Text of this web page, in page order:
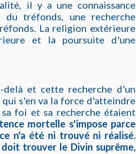
il y a une connaissance
du tréfonds, une recherche
La religion extérieure
et la poursuite d'une
et cette recherche d'un
qui s'en va la force d'atteindre
foi et sa recherche étaient
mortelle s'impose parce
n'a été ni trouvé ni réalisé.
trouver le Divin suprême,